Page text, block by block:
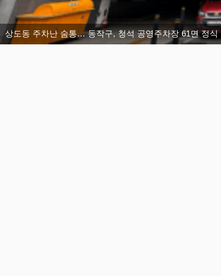
상도동 주차난 숨통… 동작구, 청석 공영주차장 61면 정식